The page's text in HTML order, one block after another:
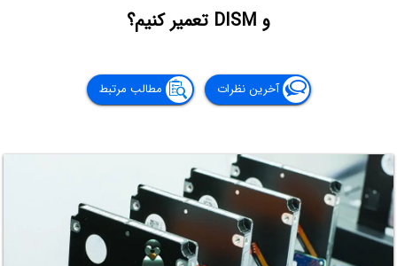
و DISM تعمیر کنیم؟
آخرین نظرات مطالب مرتبط